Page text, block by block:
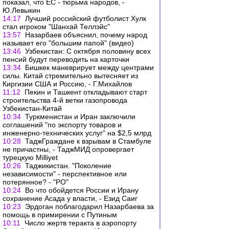
показал, что ЕС - тюрьма народов, -
Ю.Левыкин
14:17 Лучший российский футболист Хулк
стал игроком "Шанхай Теллэйс"
13:57
Назарбаев объяснил, почему народ
называет его "большим папой" (видео)
13:46 Узбекистан: С октября половину всех
пенсий будут переводить на карточки
13:34 Бишкек маневрирует между центрами
силы. Китай стремительно вытесняет из
Киргизии США и Россию, - Г.Михайлов
11:12
Пекин и Ташкент откладывают старт
строительства 4-й ветки газопровода
Узбекистан-Китай
10:34 Туркменистан и Иран заключили
соглашений "по экспорту товаров и
инженерно-технических услуг" на $2,5 млрд
10:28 ТаджГраждане к взрывам в Стамбуле
не причастны, - ТаджМИД опровергает
турецкую Milliyet
10:26 Таджикистан. "Поколение
независимости" - перспективное или
потерянное? - "РО"
10:24 Во что обойдется России и Ирану
сохранение Асада у власти, - Езид Саиг
10:23
Эрдоган поблагодарил Назарбаева за
помощь в примирении с Путиным
10:11
Число жертв теракта в аэропорту